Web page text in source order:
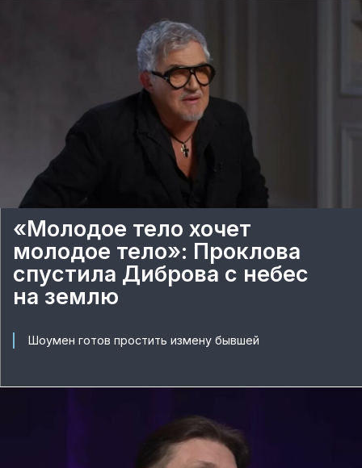
«Молодое тело хочет
молодое тело»: Проклова
спустила Диброва с небес
на землю
Шоумен готов простить измену бывшей